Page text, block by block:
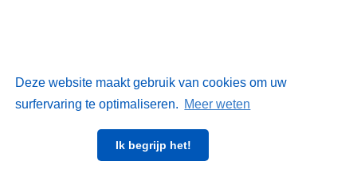
Deze website maakt gebruik van cookies om uw
surfervaring te optimaliseren. Meer weten
Ik begrijp het!